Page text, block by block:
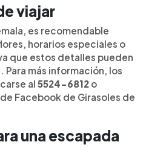
viajar
es recomendable
horarios especiales o
que estos detalles pueden
Para más información, los
al 5524-6812 o
Facebook de Girasoles de
una escapada